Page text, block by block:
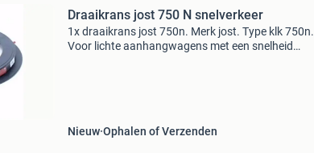
Draaikrans jost 750 N snelverkeer
1x draaikrans jost 750n. Merk jost. Type klk 750n.
Voor lichte aanhangwagens met een snelheid
Nieuw Ophalen of Verzenden